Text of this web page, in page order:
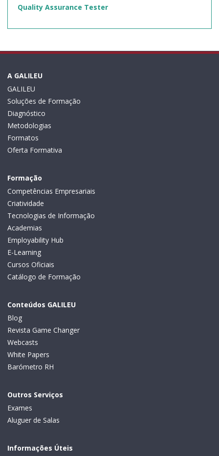
Quality Assurance Tester
A GALILEU
GALILEU
Soluções de Formação
Diagnóstico
Metodologias
Formatos
Oferta Formativa
Formação
Competências Empresariais
Criatividade
Tecnologias de Informação
Academias
Employability Hub
E-Learning
Cursos Oficiais
Catálogo de Formação
Conteúdos GALILEU
Blog
Revista Game Changer
Webcasts
White Papers
Barómetro RH
Outros Serviços
Exames
Aluguer de Salas
Informações Úteis